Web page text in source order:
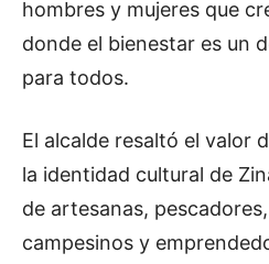
hombres y mujeres que
donde el bienestar es un
para todos.
El alcalde resaltó el valor
la identidad cultural de
de artesanas,
campesinos y